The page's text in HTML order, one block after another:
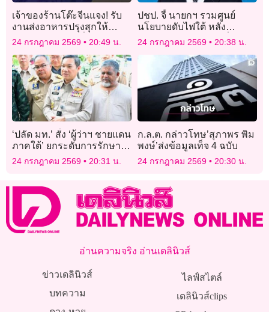
เจ้าของร้านโต๊ะจีนแจง! รับ
งานส่งอาหารปรุงสุกให้
บุคลากรตักเอง เพิ่งรู้จัดใน
รพ.ตอนไปถึง
24 กรกฎาคม 2569 20:49 น.
ปชป. จี้ นายกฯ รวมศูนย์
นโยบายดับไฟใต้ หลัง
“นโยบาย-ฝ่ายปฏิบัติ” สื่อสาร
ขัดกันเอง
24 กรกฎาคม 2569 20:38 น.
‘ปลัด มท.’ สั่ง ‘ผู้ว่าฯ ชายแดน
ภาคใต้’ ยกระดับการรักษา
ความสงบเรียบร้อย -ทบทวน
แผนเผชิญเหตุ
24 กรกฎาคม 2569 20:31 น.
ก.ล.ต. กล่าวโทษ’สุภาพร พิม
พงษ์’ส่งข้อมูลเท็จ 4 ฉบับ
24 กรกฎาคม 2569 20:30 น.
อ่านความจริง อ่านเดลินิวส์
ข่าวเดลินิวส์
บทความ
ไลฟ์สไตล์
เดลินิวส์clips